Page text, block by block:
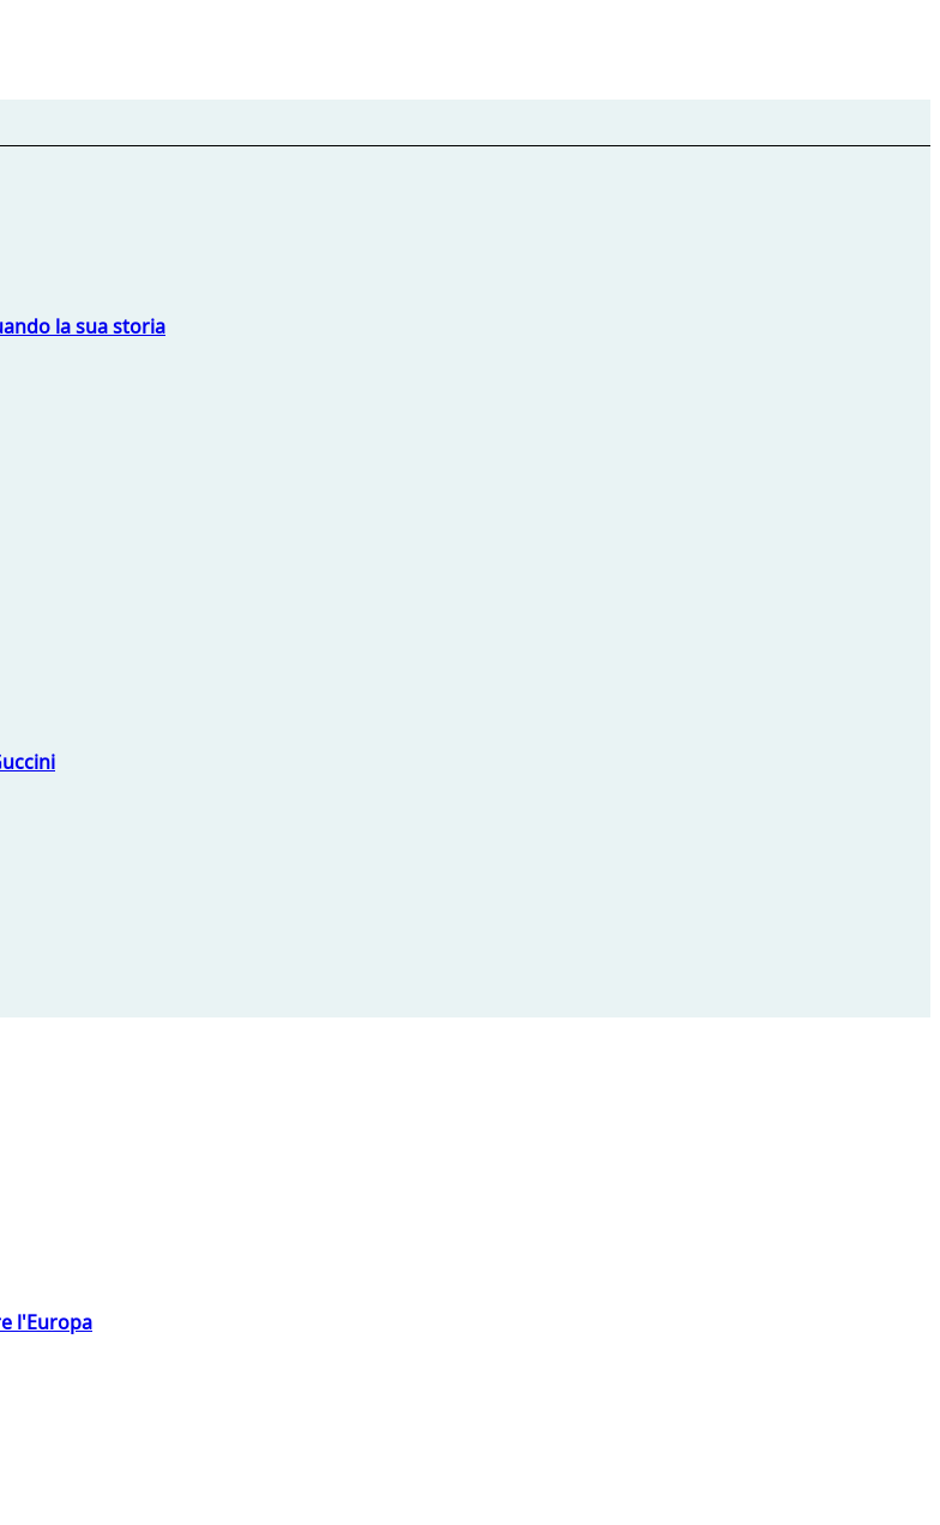
la sua storia
l'Europa